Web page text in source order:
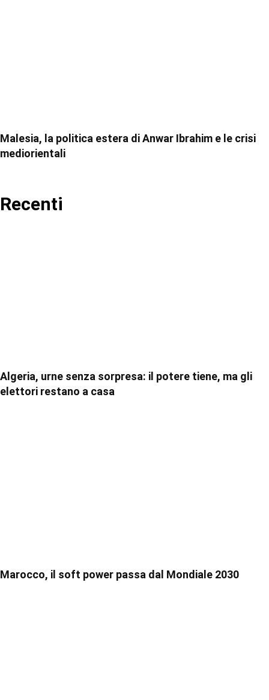
Malesia, la politica estera di Anwar Ibrahim e le crisi
mediorientali
Recenti
Algeria, urne senza sorpresa: il potere tiene, ma gli
elettori restano a casa
Marocco, il soft power passa dal Mondiale 2030